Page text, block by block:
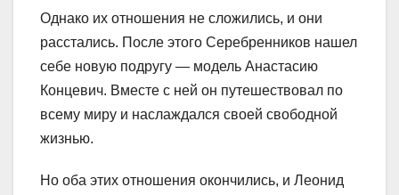
Однако их отношения не сложились, и они
расстались. После этого Серебренников нашел
себе новую подругу — модель Анастасию
Концевич. Вместе с ней он путешествовал по
всему миру и наслаждался своей свободной
жизнью.
Но оба этих отношения окончились, и Леонид